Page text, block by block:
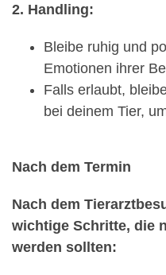
2. Handling:
Bleibe ruhig und
Emotionen ihrer
Falls erlaubt,
bei deinem Tier,
Nach dem Termin
Nach dem
wichtige Schritte, die
werden sollten: